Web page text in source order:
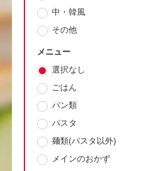
中・韓風
その他
メニュー
選択なし
ごはん
パン類
パスタ
麺類(パスタ以外)
メインのおかず